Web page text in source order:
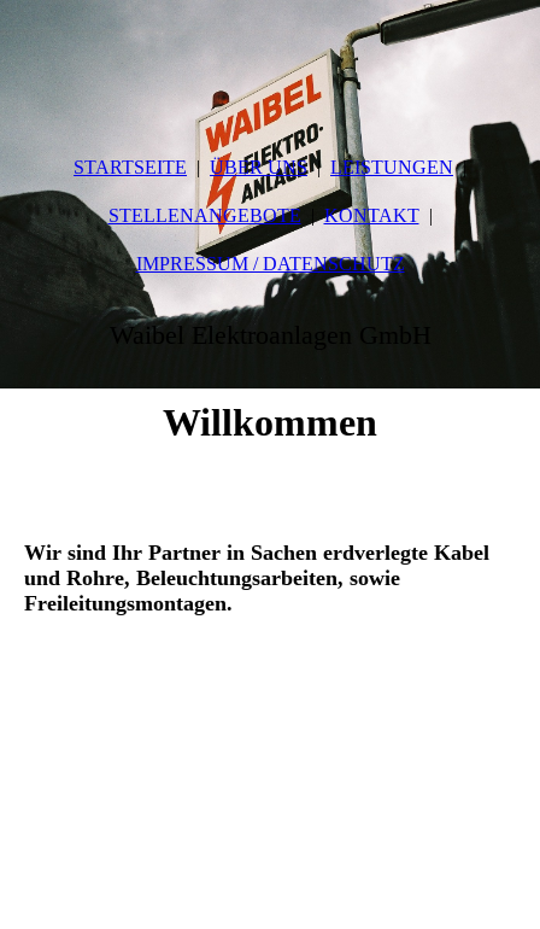
STARTSEITE ÜBER UNS LEISTUNGEN
STELLENANGEBOTE KONTAKT
IMPRESSUM / DATENSCHUTZ
Waibel Elektroanlagen GmbH
Willkommen
Wir sind Ihr Partner in Sachen erdverlegte Kabel
und Rohre, Beleuchtungsarbeiten, sowie
Freileitungsmontagen.